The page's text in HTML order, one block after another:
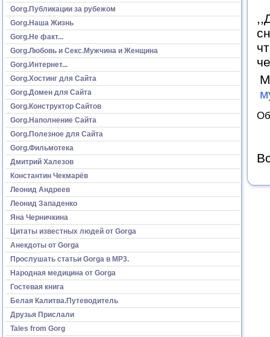
Gorg.Публикации за рубежом
Gorg.Наша Жизнь
Gorg.Не факт...
Gorg.Любовь и Секс.Мужчина и Женщина
Gorg.Интернет...
Gorg.Хостинг для Сайта
Gorg.Домен для Сайта
Gorg.Конструктор Сайтов
Gorg.Наполнение Сайта
Gorg.Полезное для Сайта
Gorg.Фильмотека
Дмитрий Халезов
Константин Чекмарёв
Леонид Андреев
Леонид Западенко
Яна Черничкина
Цитаты известных людей от Gorga
Анекдоты от Gorga
Прослушать статьи Gorga в МР3.
Народная медицина от Gorga
Гостевая книга
Белая Калитва.Путеводитель
Друзья Прислали
Tales from Gorg